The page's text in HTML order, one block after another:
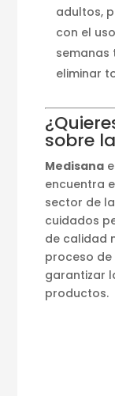
adultos,
con el
eliminar
sobre
Medisana
encuentra
sector de
cuidados
de calidad
proceso
garantizar
productos.